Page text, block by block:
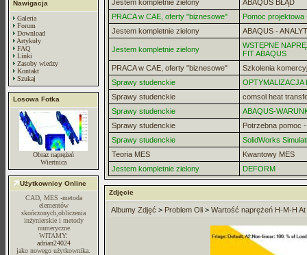
Nawigacja
Galeria
Forum
Download
Artykuły
FAQ
Linki
Zasoby wiedzy
Kontakt
Szukaj
Losowa Fotka
Obraz naprężeń
Wiertnica
Użytkownicy Online
CAD, MES -metoda
elementów
skończonych,obliczenia
inżynierskie i metody
numeryczne
WITAMY:
adrian24024
jako nowego użytkownika.
Jestem kompletnie zielony
ABAQUS BŁĄD
PRACA w CAE, oferty "biznesowe"
Pomoc projektowa
Jestem kompletnie zielony
ABAQUS -
Jestem kompletnie zielony
WSTĘPNE
FIT ABAQUS
PRACA w CAE, oferty "biznesowe"
Szkolenia
Sprawy studenckie
OPTYMALIZACJA
Sprawy studenckie
comsol heat
Sprawy studenckie
ABAQUS-
Sprawy studenckie
Potrzebna pomoc
Sprawy studenckie
SolidWorks
Teoria MES
Kwantowy MES
Jestem kompletnie zielony
DEFORM
Zdjęcie
Albumy Zdjęć > Problem Oli > Wartość naprężeń H-M-H At